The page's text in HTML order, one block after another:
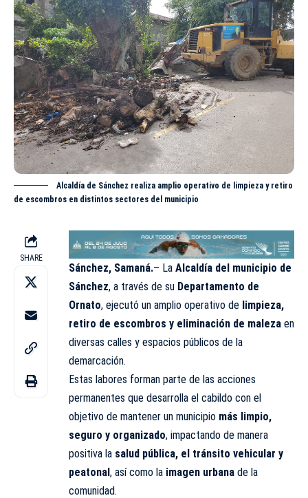
Alcaldía de Sánchez realiza amplio operativo de limpieza y retiro
de escombros en distintos sectores del municipio
SHARE
Sánchez, Samaná.– La Alcaldía del municipio de
Sánchez, a través de su Departamento de
Ornato, ejecutó un amplio operativo de limpieza,
retiro de escombros y eliminación de maleza en
diversas calles y espacios públicos de la
demarcación.
Estas labores forman parte de las acciones
permanentes que desarrolla el cabildo con el
objetivo de mantener un municipio más limpio,
seguro y organizado, impactando de manera
positiva la salud pública, el tránsito vehicular y
peatonal, así como la imagen urbana de la
comunidad.